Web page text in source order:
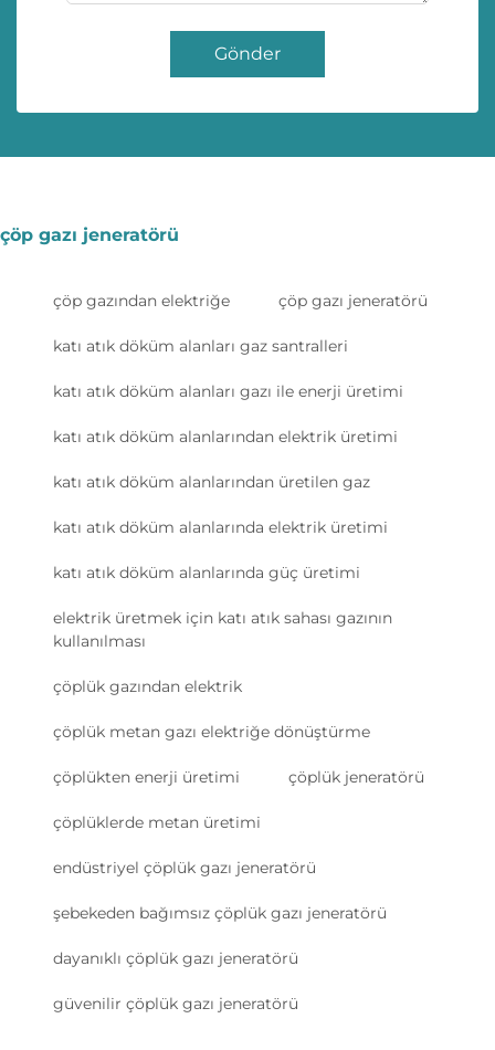
Gönder
çöp gazı jeneratörü
çöp gazından elektriğe çöp gazı jeneratörü
katı atık döküm alanları gaz santralleri
katı atık döküm alanları gazı ile enerji üretimi
katı atık döküm alanlarından elektrik üretimi
katı atık döküm alanlarından üretilen gaz
katı atık döküm alanlarında elektrik üretimi
katı atık döküm alanlarında güç üretimi
elektrik üretmek için katı atık sahası gazının
kullanılması
çöplük gazından elektrik
çöplük metan gazı elektriğe dönüştürme
çöplükten enerji üretimi çöplük jeneratörü
çöplüklerde metan üretimi
endüstriyel çöplük gazı jeneratörü
şebekeden bağımsız çöplük gazı jeneratörü
dayanıklı çöplük gazı jeneratörü
güvenilir çöplük gazı jeneratörü